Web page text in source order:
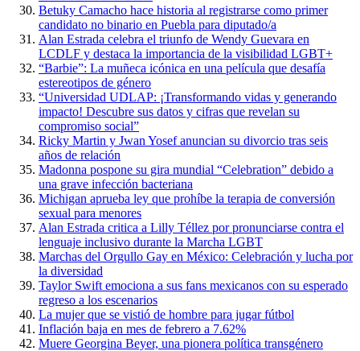
Betuky Camacho hace historia al registrarse como primer
candidato no binario en Puebla para diputado/a
Alan Estrada celebra el triunfo de Wendy Guevara en
LCDLF y destaca la importancia de la visibilidad LGBT+
“Barbie”: La muñeca icónica en una película que desafía
estereotipos de género
“Universidad UDLAP: ¡Transformando vidas y generando
impacto! Descubre sus datos y cifras que revelan su
compromiso social”
Ricky Martin y Jwan Yosef anuncian su divorcio tras seis
años de relación
Madonna pospone su gira mundial “Celebration” debido a
una grave infección bacteriana
Michigan aprueba ley que prohíbe la terapia de conversión
sexual para menores
Alan Estrada critica a Lilly Téllez por pronunciarse contra el
lenguaje inclusivo durante la Marcha LGBT
Marchas del Orgullo Gay en México: Celebración y lucha por
la diversidad
Taylor Swift emociona a sus fans mexicanos con su esperado
regreso a los escenarios
La mujer que se vistió de hombre para jugar fútbol
Inflación baja en mes de febrero a 7.62%
Muere Georgina Beyer, una pionera política transgénero